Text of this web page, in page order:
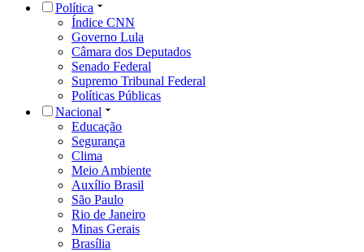
Política
Índice CNN
Governo Lula
Câmara dos Deputados
Senado Federal
Supremo Tribunal Federal
Políticas Públicas
Nacional
Educação
Segurança
Clima
Meio Ambiente
Auxílio Brasil
São Paulo
Rio de Janeiro
Minas Gerais
Brasília